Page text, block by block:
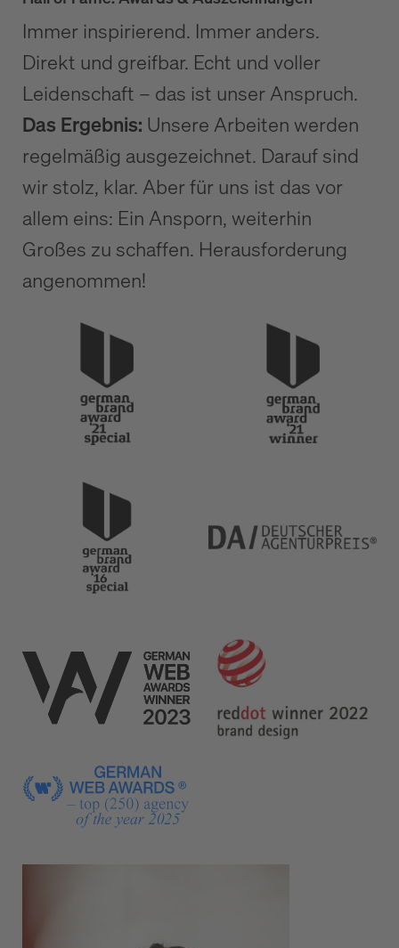
Immer inspirierend. Immer anders.
Direkt und greifbar. Echt und voller
Leidenschaft – das ist unser Anspruch.
Das Ergebnis: Unsere Arbeiten werden
regelmäßig ausgezeichnet. Darauf sind
wir stolz, klar. Aber für uns ist das vor
allem eins: Ein Ansporn, weiterhin
Großes zu schaffen. Herausforderung
angenommen!